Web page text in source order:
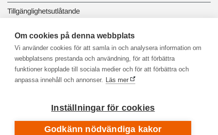
Tillgänglighetsutlåtande
Dataskydd och registerbeskrivningar
Länkbiblioteket
Om cookies på denna webbplats
Vi använder cookies för att samla in och analysera information om
webbplatsens prestanda och användning, för att förbättra
funktioner kopplade till sociala medier och för att förbättra och
anpassa innehåll och annonser. Läs mer
Inställningar för cookies
Godkänn nödvändiga kakor